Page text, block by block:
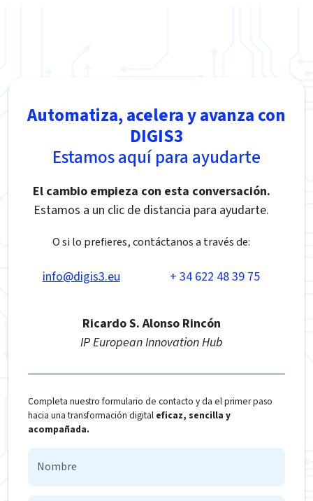
Automatiza, acelera y avanza con
DIGIS3
Estamos aquí para ayudarte
El cambio empieza con esta conversación.
Estamos a un clic de distancia para ayudarte.
O si lo prefieres, contáctanos a través de:
info@digis3.eu + 34 622 48 39 75
Ricardo S. Alonso Rincón
IP European Innovation Hub
Completa nuestro formulario de contacto y da el primer paso
hacia una transformación digital eficaz, sencilla y
acompañada.